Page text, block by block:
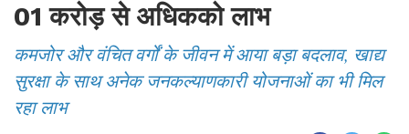
01 करोड़ से अधिकको लाभ
कमजोर और वंचित वर्गों के जीवन में आया बड़ा बदलाव, खाद्य
सुरक्षा के साथ अनेक जनकल्याणकारी योजनाओं का भी मिल
रहा लाभ